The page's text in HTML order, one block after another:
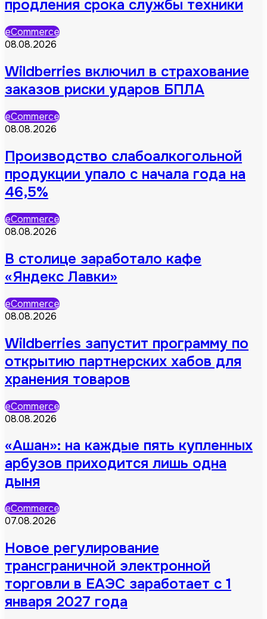
продления срока службы техники
eCommerce
08.08.2026
Wildberries включил в страхование
заказов риски ударов БПЛА
eCommerce
08.08.2026
Производство слабоалкогольной
продукции упало с начала года на
46,5%
eCommerce
08.08.2026
В столице заработало кафе
«Яндекс Лавки»
eCommerce
08.08.2026
Wildberries запустит программу по
открытию партнерских хабов для
хранения товаров
eCommerce
08.08.2026
«Ашан»: на каждые пять купленных
арбузов приходится лишь одна
дыня
eCommerce
07.08.2026
Новое регулирование
трансграничной электронной
торговли в ЕАЭС заработает с 1
января 2027 года